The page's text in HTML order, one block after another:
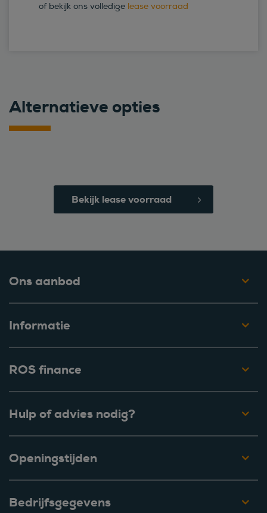
of bekijk ons volledige lease voorraad
Alternatieve opties
Bekijk lease voorraad
Ons aanbod
Informatie
ROS finance
Hulp of advies nodig?
Openingstijden
Bedrijfsgegevens